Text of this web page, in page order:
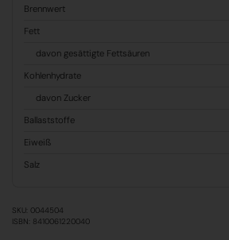
Brennwert
Fett
davon gesättigte Fettsäuren
Kohlenhydrate
davon Zucker
Ballaststoffe
Eiweiß
Salz
SKU: 0044504
ISBN: 8410061220040